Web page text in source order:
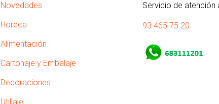
Novedades
Horeca
Alimentación
Cartonaje y Embalaje
Decoraciones
Utillaje
Servicio de atención
93 465 75 20